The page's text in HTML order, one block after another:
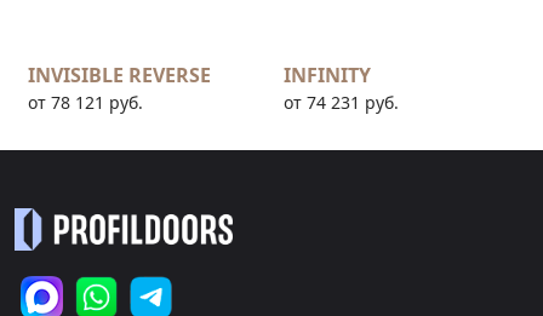
INVISIBLE REVERSE
от 78 121 руб.
INFINITY
от 74 231 руб.